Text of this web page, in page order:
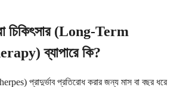
চিকিৎসার (Long-Term
ব্যাপারে কি?
প্রাদুর্ভাব প্রতিরোধ করার জন্য মাস বা বছর ধরে